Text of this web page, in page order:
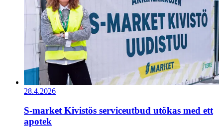
28.4.2026
S-market Kivistös serviceutbud utökas med ett
apotek